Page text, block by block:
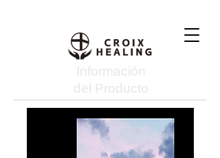
Información
del Producto